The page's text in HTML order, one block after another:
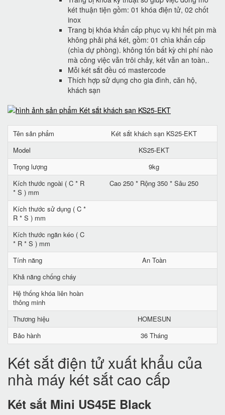
két thuận tiện gồm: 01 khóa điện tử, 02 chốt
inox
Trang bị khóa khẩn cấp phục vụ khi hết pin mà
không phải phá két, gồm: 01 chìa khẩn cấp
(chìa dự phòng). không tốn bất kỳ chi phí nào
mà công việc vẫn trôi chảy, két vẫn an toàn..
Mỗi két sắt đều có mastercode
Thích hợp sử dụng cho gia đình, căn hộ,
khách sạn
Tên sản phẩm
Két sắt khách sạn KS25-EKT
Model
KS25-EKT
Trọng lượng
9kg
Kích thước ngoài ( C * R
* S ) mm
Cao 250 * Rộng 350 * Sâu 250
Kích thước sử dụng ( C *
R * S ) mm
Kích thước ngăn kéo ( C
* R * S ) mm
Tính năng
An Toàn
Khả năng chống cháy
Hệ thống khóa liên hoàn
thông minh
Thương hiệu
HOMESUN
Bảo hành
36 Tháng
Két sắt điện tử xuất khẩu của
nhà máy két sắt cao cấp
Két sắt Mini US45E Black